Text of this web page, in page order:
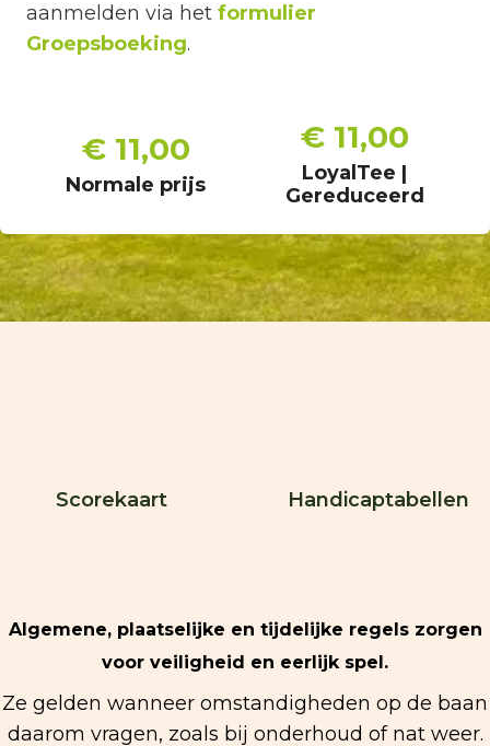
aanmelden via het formulier
Groepsboeking.
€ 11,00
Normale prijs
€ 11,00
LoyalTee |
Gereduceerd
Scorekaart Handicaptabellen
Algemene, plaatselijke en tijdelijke regels zorgen
voor veiligheid en eerlijk spel.
Ze gelden wanneer omstandigheden op de baan
daarom vragen, zoals bij onderhoud of nat weer.